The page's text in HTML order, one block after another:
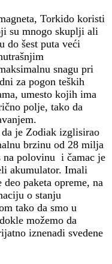
Torkido koristi
su mnogo skuplji ali
do šest puta veći
snagu pri
za pogon teških
umesto kojih ima
polje, tako da
da je Zodiak izglisirao
brzinu od 28 milja
na polovinu i čamac je
akumulator. Imali
paketa opreme, na
o stanju
tako da smo u
možemo da
iznenadi svedene